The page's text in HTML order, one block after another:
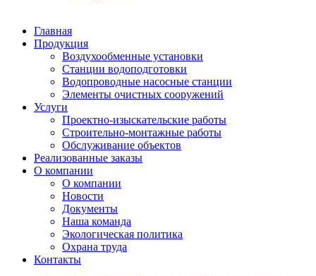
Главная
Продукция
Воздухообменные установки
Станции водоподготовки
Водопроводные насосные станции
Элементы очистных сооружений
Услуги
Проектно-изыскательские работы
Строительно-монтажные работы
Обслуживание объектов
Реализованные заказы
О компании
О компании
Новости
Документы
Наша команда
Экологическая политика
Охрана труда
Контакты